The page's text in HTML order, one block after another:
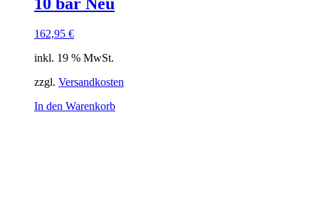
162,95 €
inkl. 19 % MwSt.
zzgl. Versandkosten
In den Warenkorb